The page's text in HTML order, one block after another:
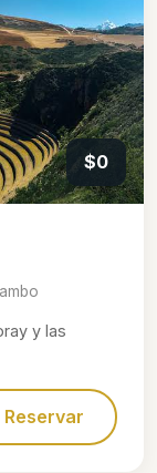
$0
y las
Reservar